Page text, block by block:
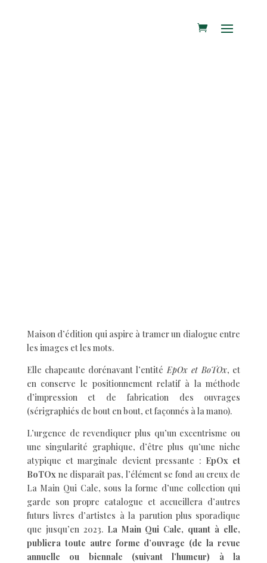
Maison d’édition qui aspire à tramer un dialogue entre
les images et les mots.
Elle chapeaute dorénavant l’entité EpOx et BoTOx, et
en conserve le positionnement relatif à la méthode
d’impression et de fabrication des ouvrages
(sérigraphiés de bout en bout, et façonnés à la mano).
L’urgence de revendiquer plus qu’un excentrisme ou
une singularité graphique, d’être plus qu’une niche
atypique et marginale devient pressante : EpOx et
BoTOx ne disparaît pas, l’élément se fond au creux de
La Main Qui Cale, sous la forme d’une collection qui
garde son propre catalogue et accueillera d’autres
futurs livres d’artistes à la parution plus sporadique
que jusqu’en 2023. La Main Qui Cale, quant à elle,
publiera toute autre forme d’ouvrage (de la revue
annuelle ou biennale (suivant l’humeur) à la